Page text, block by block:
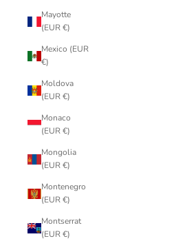
Mayotte
(EUR €)
Mexico (EUR
€)
Moldova
(EUR €)
Monaco
(EUR €)
Mongolia
(EUR €)
Montenegro
(EUR €)
Montserrat
(EUR €)